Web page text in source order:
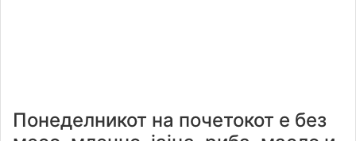
Понеделникот на почетокот е без